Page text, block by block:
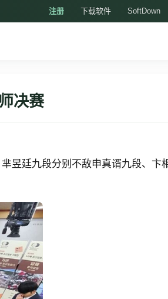
注册 下载软件 SoftDown
决赛
昱廷九段分别不敌申真谞九段、卞